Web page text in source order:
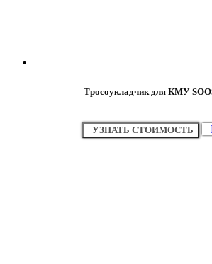
Тросоукладчик для КМУ
УЗНАТЬ СТОИМОСТЬ